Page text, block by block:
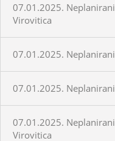
07.01.2025.
Virovitica
07.01.2025.
07.01.2025.
07.01.2025.
Virovitica